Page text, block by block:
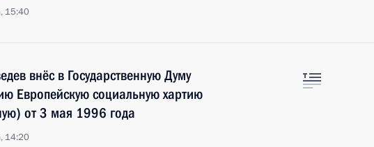
15:40
внёс в Государственную Думу
Европейскую социальную хартию
от 3 мая 1996 года
14:20